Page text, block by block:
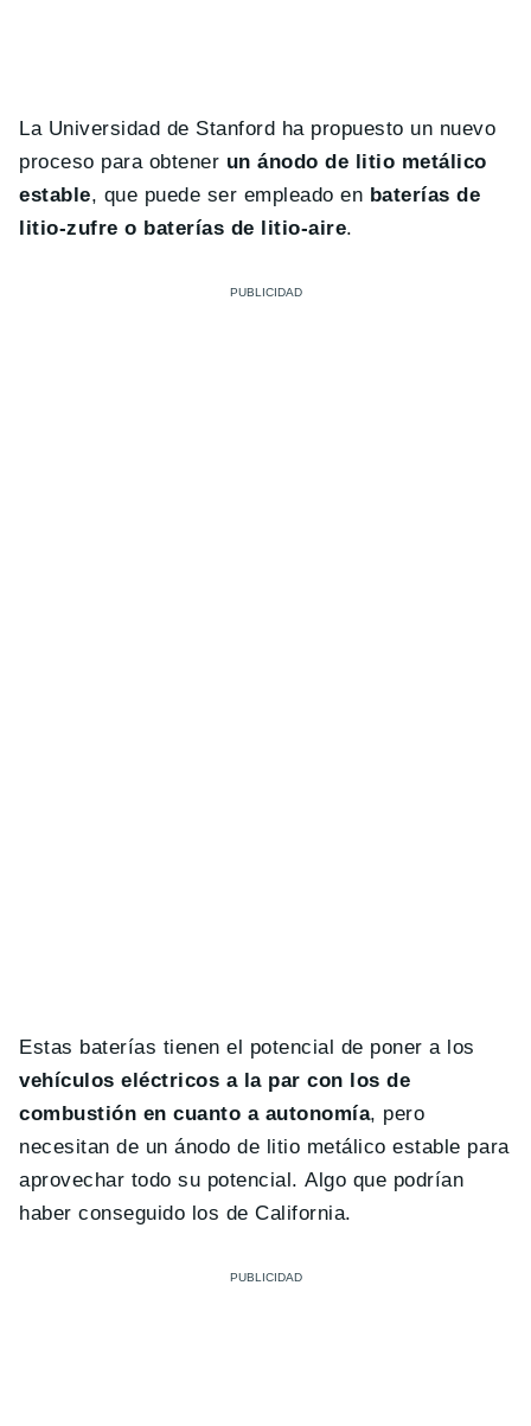
La Universidad de Stanford ha propuesto un nuevo
proceso para obtener un ánodo de litio metálico
estable, que puede ser empleado en baterías de
litio-zufre o baterías de litio-aire.
Estas baterías tienen el potencial de poner a los
vehículos eléctricos a la par con los de
combustión en cuanto a autonomía, pero
necesitan de un ánodo de litio metálico estable para
aprovechar todo su potencial. Algo que podrían
haber conseguido los de California.